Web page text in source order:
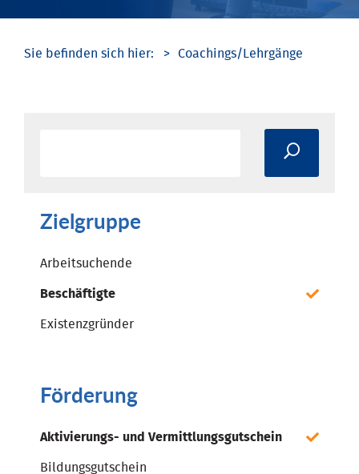
Coachings/­Lehrgänge
Zielgruppe
Arbeitsuchende
Beschäftigte
Existenzgründer
Förderung
Aktivierungs- und Vermittlungsgutschein
Bildungsgutschein